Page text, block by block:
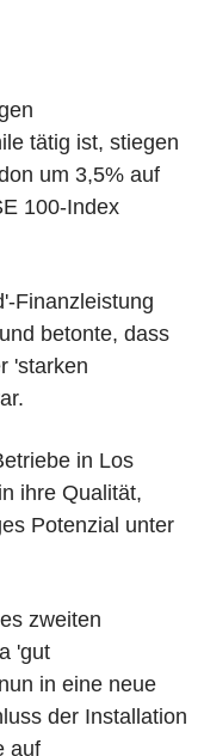
tätig ist, stiegen
um 3,5% auf
100-Index
Finanzleistung
betonte, dass
'starken
in Los
ihre Qualität,
Potenzial unter
zweiten
'gut
in eine neue
der Installation
auf